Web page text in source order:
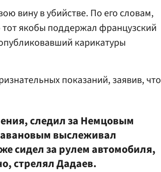
вину в убийстве. По его словам,
тот якобы поддержал французский
карикатуры
показаний, заявив, что
следил за Немцовым
выслеживал
сидел за рулем автомобиля,
стрелял Дадаев.